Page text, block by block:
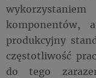
komponentów,
produkcyjny
częstotliwość
do tego